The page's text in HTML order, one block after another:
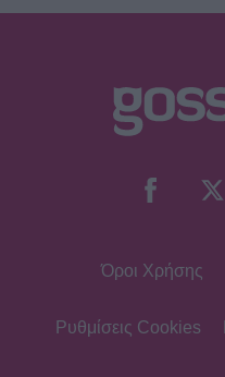
Όροι Χρήσης
Ρυθμίσεις Cookies